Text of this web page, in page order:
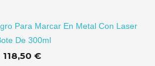
Para Marcar En Metal Con Laser
De 300ml
118,50 €